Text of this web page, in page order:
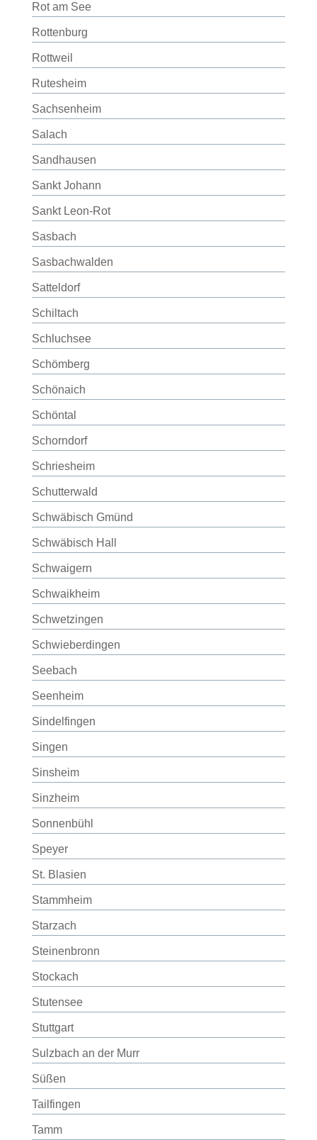
Rot am See
Rottenburg
Rottweil
Rutesheim
Sachsenheim
Salach
Sandhausen
Sankt Johann
Sankt Leon-Rot
Sasbach
Sasbachwalden
Satteldorf
Schiltach
Schluchsee
Schömberg
Schönaich
Schöntal
Schorndorf
Schriesheim
Schutterwald
Schwäbisch Gmünd
Schwäbisch Hall
Schwaigern
Schwaikheim
Schwetzingen
Schwieberdingen
Seebach
Seenheim
Sindelfingen
Singen
Sinsheim
Sinzheim
Sonnenbühl
Speyer
St. Blasien
Stammheim
Starzach
Steinenbronn
Stockach
Stutensee
Stuttgart
Sulzbach an der Murr
Süßen
Tailfingen
Tamm